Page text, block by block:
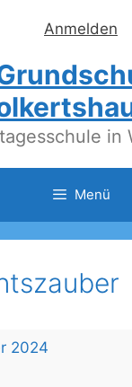
Anmelden
in
Menü
2024